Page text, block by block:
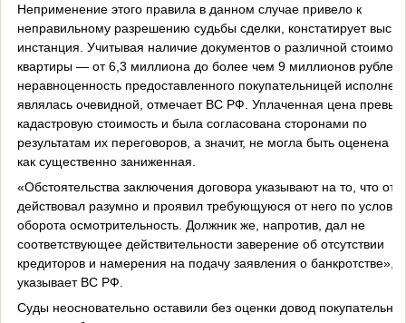
Неприменение этого правила в данном случае привело к
неправильному разрешению судьбы сделки, констатирует
инстанция. Учитывая наличие документов о различной
квартиры — от 6,3 миллиона до более чем 9 миллионов рублей,
неравноценность предоставленного покупательницей
являлась очевидной, отмечает ВС РФ. Уплаченная цена
кадастровую стоимость и была согласована сторонами по
результатам их переговоров, а значит, не могла быть оценена
как существенно заниженная.
«Обстоятельства заключения договора указывают на то, что
действовал разумно и проявил требующуюся от него по
оборота осмотрительность. Должник же, напротив, дал не
соответствующее действительности заверение об отсутствии
кредиторов и намерения на подачу заявления о банкротстве»,
указывает ВС РФ.
Суды неосновательно оставили без оценки довод